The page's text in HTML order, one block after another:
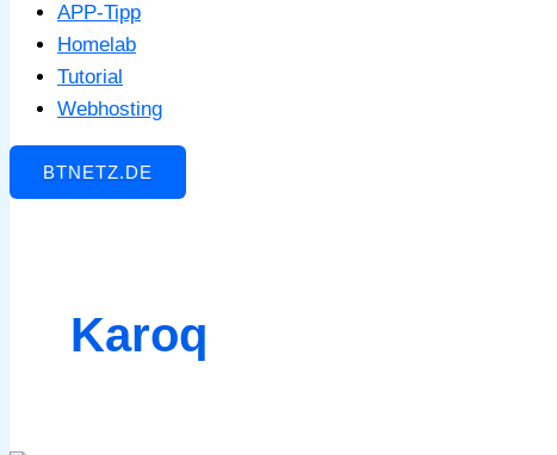
APP-Tipp
Homelab
Tutorial
Webhosting
BTNETZ.DE
Karoq